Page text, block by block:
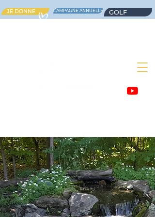
JE DONNE CAMPAGNE ANNUELLE GOLF
Un lieu rempli d'humanité
où l'on vit
sereinement jusqu'à la fin